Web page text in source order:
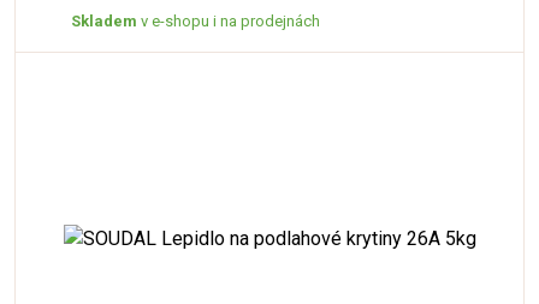
Skladem v e-shopu i na prodejnách